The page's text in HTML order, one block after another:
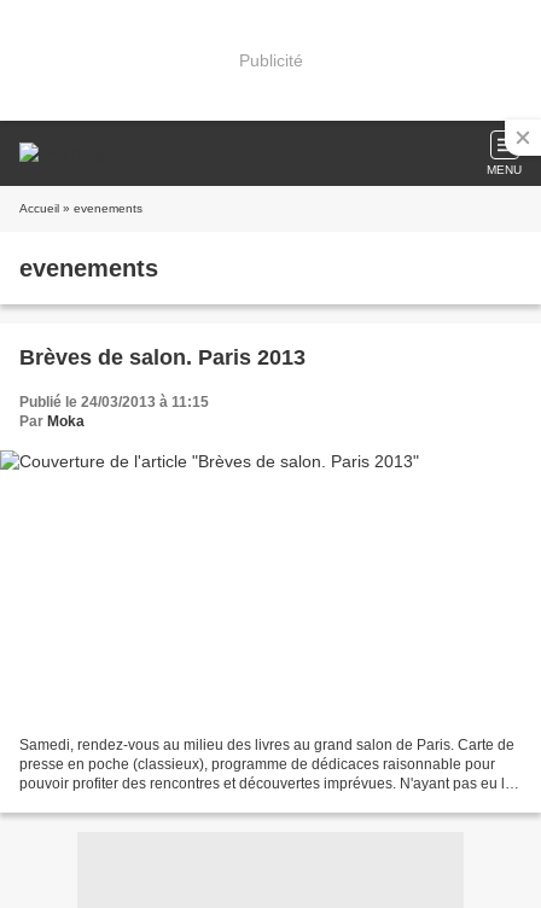
Publicité
MENU
Accueil » evenements
evenements
Brèves de salon. Paris 2013
Publié le 24/03/2013 à 11:15
Par Moka
Samedi, rendez-vous au milieu des livres au grand salon de Paris. Carte de
presse en poche (classieux), programme de dédicaces raisonnable pour
pouvoir profiter des rencontres et découvertes imprévues. N'ayant pas eu le